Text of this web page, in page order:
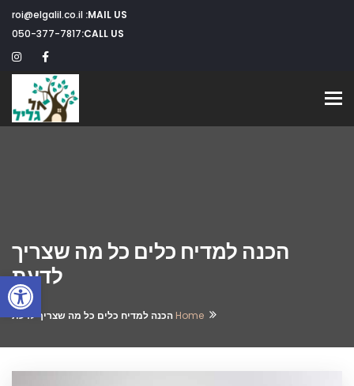
MAIL US:
CALL US:
050-377-7817
Toggle navigation
הכנה למדיח כלים כל מה שצריך
לדעת
Home הכנה למדיח כלים כל מה שצריך לדעת